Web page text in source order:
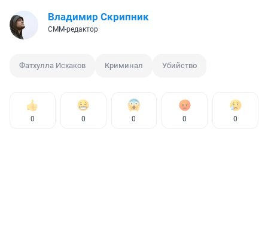
Владимир Скрипник
СММ-редактор
Фатхулла Исхаков Криминал Убийство
0 0 0 0 0